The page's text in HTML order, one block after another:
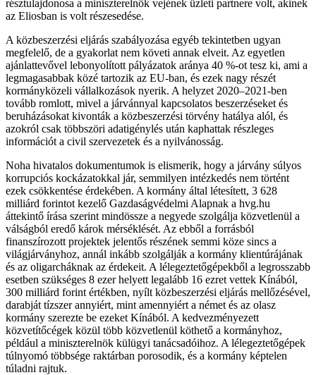
résztulajdonosa a miniszterelnök vejének üzleti partnere volt, akinek
az Eliosban is volt részesedése.
A közbeszerzési eljárás szabályozása egyéb tekintetben ugyan
megfelelő, de a gyakorlat nem követi annak elveit. Az egyetlen
ajánlattevővel lebonyolított pályázatok aránya 40 %-ot tesz ki, ami a
legmagasabbak közé tartozik az EU-ban, és ezek nagy részét
kormányközeli vállalkozások nyerik. A helyzet 2020–2021-ben
tovább romlott, mivel a járvánnyal kapcsolatos beszerzéseket és
beruházásokat kivonták a közbeszerzési törvény hatálya alól, és
azokról csak többszöri adatigénylés után kaphattak részleges
információt a civil szervezetek és a nyilvánosság.
Noha hivatalos dokumentumok is elismerik, hogy a járvány súlyos
korrupciós kockázatokkal jár, semmilyen intézkedés nem történt
ezek csökkentése érdekében. A kormány által létesített, 3 628
milliárd forintot kezelő Gazdaságvédelmi Alapnak a hvg.hu
áttekintő írása szerint mindössze a negyede szolgálja közvetlenül a
válságból eredő károk mérséklését. Az ebből a forrásból
finanszírozott projektek jelentős részének semmi köze sincs a
világjárványhoz, annál inkább szolgálják a kormány klientúrájának
és az oligarcháknak az érdekeit. A lélegeztetőgépekből a legrosszabb
esetben szükséges 8 ezer helyett legalább 16 ezret vettek Kínából,
300 milliárd forint értékben, nyílt közbeszerzési eljárás mellőzésével,
darabját tízszer annyiért, mint amennyiért a német és az olasz
kormány szerezte be ezeket Kínából. A kedvezményezett
közvetítőcégek közül több közvetlenül köthető a kormányhoz,
például a miniszterelnök külügyi tanácsadóihoz. A lélegeztetőgépek
túlnyomó többsége raktárban porosodik, és a kormány képtelen
túladni rajtuk.